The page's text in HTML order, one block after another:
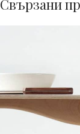
Свързани